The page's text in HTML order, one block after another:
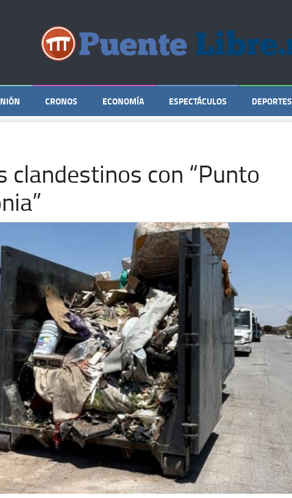
CRONOS ECONOMÍA ESPECTÁCULOS DEPORTES
clandestinos con “Punto